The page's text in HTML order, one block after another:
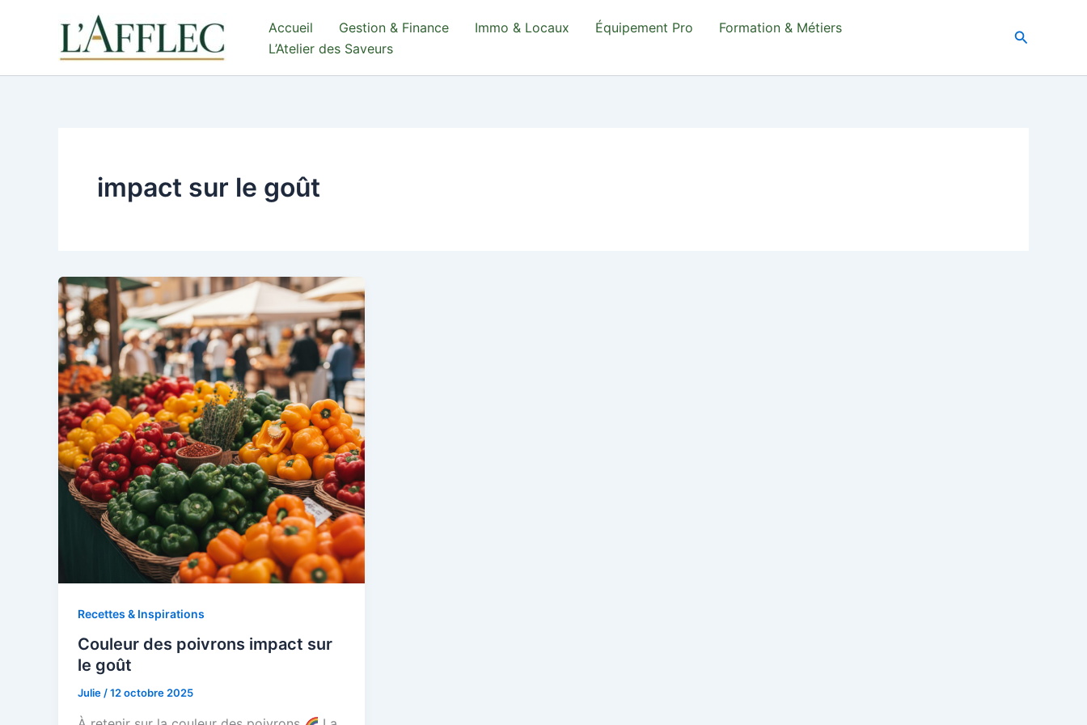
Accueil Gestion & Finance Immo & Locaux Équipement Pro
Formation & Métiers
L’Atelier des Saveurs
impact sur le goût
Recettes & Inspirations
Couleur des poivrons impact sur
le goût
Julie/12 octobre 2025